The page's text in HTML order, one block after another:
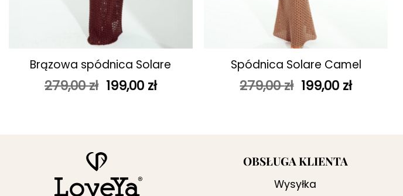
Brązowa spódnica Solare
279,00zł Pierwotna
cena
199,00 złAktualna
Spódnica Solare Camel
279,00zł Pierwotna
cena
199,00 złAktualna
OBSŁUGA KLIENTA
Wysyłka